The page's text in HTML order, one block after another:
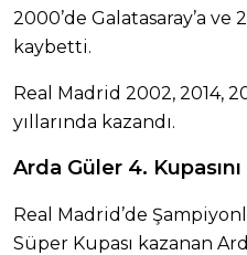
2000’de Galatasaray’a ve
kaybetti.
Real Madrid 2002, 2014,
yıllarında kazandı.
Arda Güler 4. Kupasını
Real Madrid’de
Süper Kupası kazanan